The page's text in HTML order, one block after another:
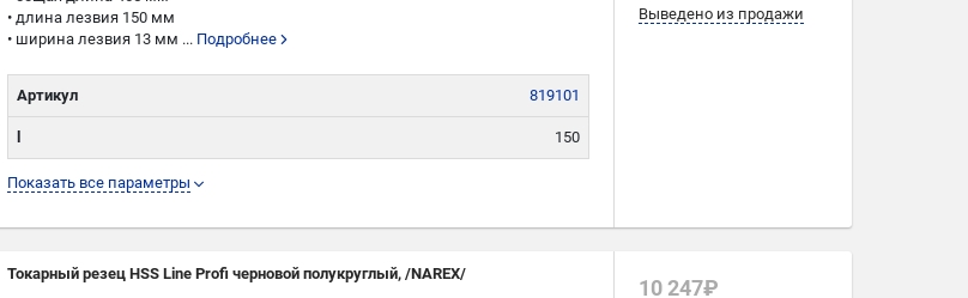
• длина лезвия 150 мм
• ширина лезвия 13 мм ... Подробнее
Показать все параметры
Артикул 819101
150
L
Выведено из продажи
Токарный резец HSS Line Profi черновой полукруглый, /NAREX/
10 247₽